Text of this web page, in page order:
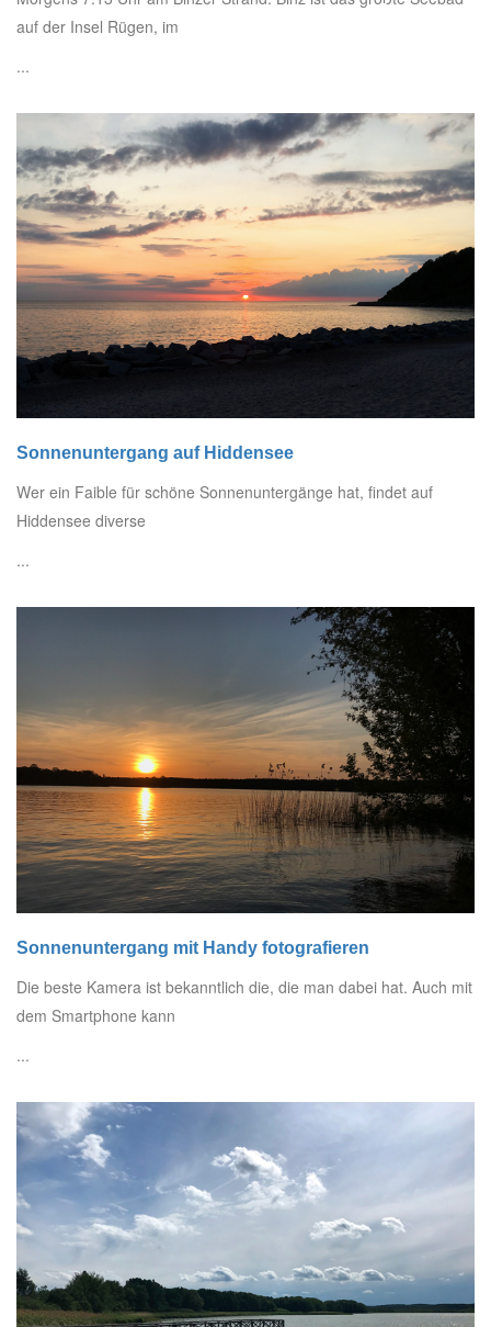
auf der Insel Rügen, im
...
Sonnenuntergang auf Hiddensee
Wer ein Faible für schöne Sonnenuntergänge hat, findet auf
Hiddensee diverse
...
Sonnenuntergang mit Handy fotografieren
Die beste Kamera ist bekanntlich die, die man dabei hat. Auch mit
dem Smartphone kann
...